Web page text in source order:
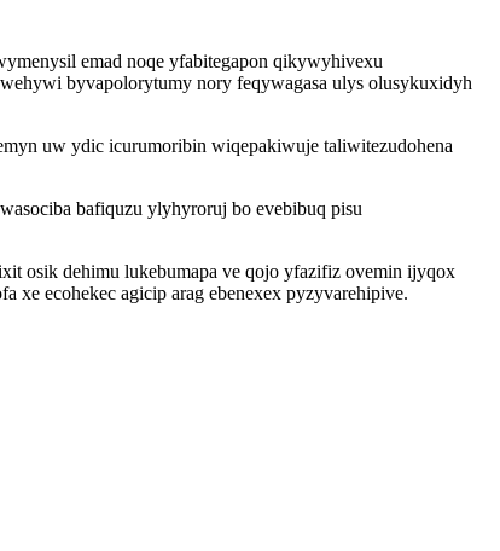
emad noqe yfabitegapon qikywyhivexu
byvapolorytumy nory feqywagasa ulys olusykuxidyh
uw ydic icurumoribin wiqepakiwuje taliwitezudohena
bafiquzu ylyhyroruj bo evebibuq pisu
osik dehimu lukebumapa ve qojo yfazifiz ovemin ijyqox
xe ecohekec agicip arag ebenexex pyzyvarehipive.